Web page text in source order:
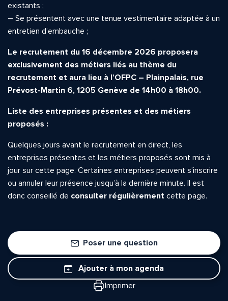
existants ;
– Se présentent avec une tenue vestimentaire adaptée à un
entretien d’embauche ;
Le recrutement du 16 décembre 2026 proposera
exclusivement des métiers liés au thème du
recrutement et aura lieu à l’OFPC – Plainpalais, rue
Prévost-Martin 6, 1205 Genève de 14h00 à 18h00.
Liste des entreprises présentes et des métiers
proposés :
Quelques jours avant le recrutement en direct, les
entreprises présentes et les métiers proposés sont mis à
jour sur cette page. Certaines entreprises peuvent s’inscrire
ou annuler leur présence jusqu’à la dernière minute. Il est
donc conseillé de consulter régulièrement cette page.
Poser une question
Ajouter à mon agenda
Imprimer
Prénom et nom*
Quelle est la pertinence de cette page?